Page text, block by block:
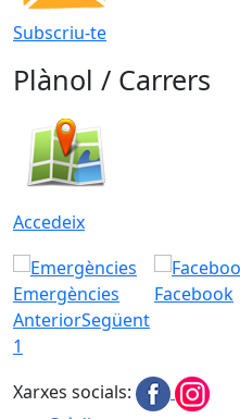
Subscriu-te
Plànol / Carrers
Accedeix
Emergències Facebook
AnteriorSegüent
1
Xarxes socials: